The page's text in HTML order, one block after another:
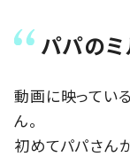
パパのミ
動画に映ってい
ん。
初めてパパさん